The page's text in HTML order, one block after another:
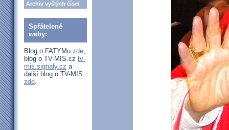
Archiv vyšlých čísel
Spřátelené
weby:
Blog o FATYMu zde,
blog o TV-MIS.cz tv-
mis.signaly.cz a
další blog o TV-MIS
zde.